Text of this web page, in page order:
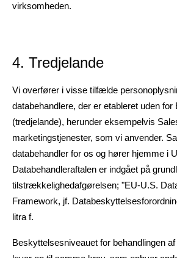
virksomheden.
4. Tredjelande
Vi overfører i visse tilfælde
databehandlere, der er etableret uden
(tredjelande), herunder eksempelvis
marketingstjenester, som vi anvender.
databehandler for os og hører hjemme i
Databehandleraftalen er indgået på
tilstrækkelighedafgørelsen; "EU-U.S.
Framework, jf.
litra f.
Beskyttelsesniveauet for behandlingen